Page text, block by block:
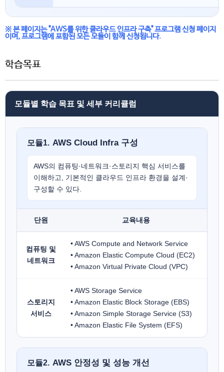
※ 본 페이지는 "AWS를 위한 클라우드 인프라 구축" 프로그램 신청 페이지
이며, 프로그램에 포함된 모든 모듈이 함께 신청됩니다.
학습목표
모듈별 학습 목표 및 세부 커리큘럼
모듈1. AWS Cloud Infra 구성
AWS의 컴퓨팅·네트워크·스토리지 핵심 서비스를
이해하고, 기본적인 클라우드 인프라 환경을 설계·
구성할 수 있다.
단원 교육내용
컴퓨팅 및
네트워크
• AWS Compute and Network Service
• Amazon Elastic Compute Cloud (EC2)
• Amazon Virtual Private Cloud (VPC)
스토리지
서비스
• AWS Storage Service
• Amazon Elastic Block Storage (EBS)
• Amazon Simple Storage Service (S3)
• Amazon Elastic File System (EFS)
모듈2. AWS 안정성 및 성능 개선